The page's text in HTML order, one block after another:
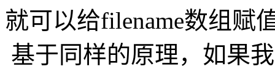
就可以给filename数组赋
基于同样的原理，如果